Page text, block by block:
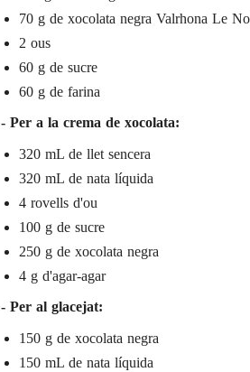
70 g de xocolata negra Valrhona Le
2 ous
60 g de sucre
60 g de farina
- Per a la crema de xocolata:
320 mL de llet sencera
320 mL de nata líquida
4 rovells d'ou
100 g de sucre
250 g de xocolata negra
4 g d'agar-agar
- Per al glacejat:
150 g de xocolata negra
150 mL de nata líquida